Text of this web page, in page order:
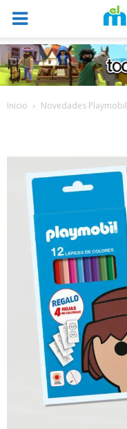
Inicio Novedades Playmobil